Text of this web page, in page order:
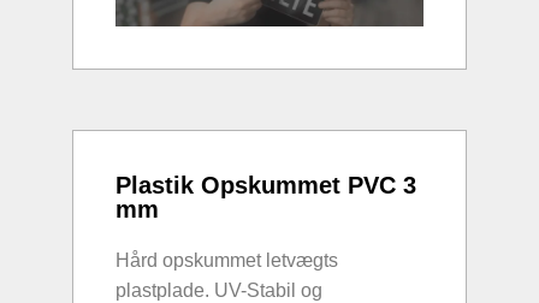
Plastik Opskummet PVC 3
mm
Hård opskummet letvægts
plastplade. UV-Stabil og